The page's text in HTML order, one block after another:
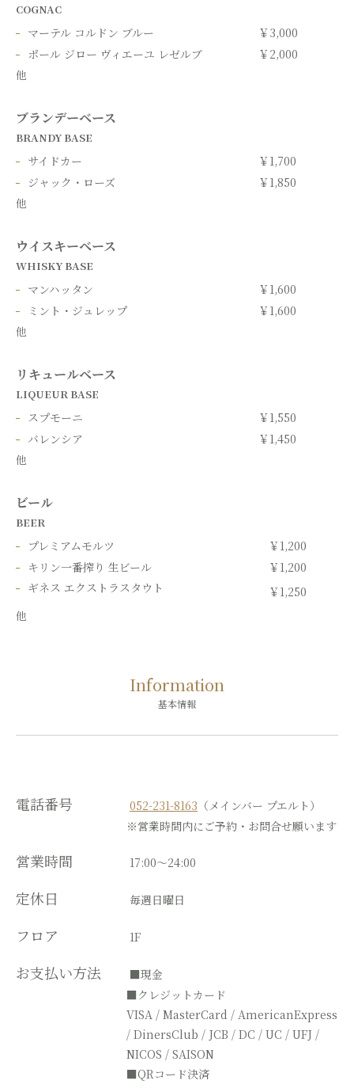
COGNAC
マーテル コルドン ブルー
￥3,000
ポール ジロー ヴィエーユ レゼルブ
￥2,000
他
ブランデーベース
BRANDY BASE
サイドカー
￥1,700
ジャック・ローズ
￥1,850
他
ウイスキーベース
WHISKY BASE
マンハッタン
￥1,600
ミント・ジュレップ
￥1,600
他
リキュールベース
LIQUEUR BASE
スプモーニ
￥1,550
バレンシア
￥1,450
他
ビール
BEER
プレミアムモルツ
￥1,200
キリン一番搾り 生ビール
￥1,200
ギネス エクストラスタウト
￥1,250
他
Information
基本情報
電話番号 052-231-8163 （メインバー プエルト）
※営業時間内にご予約・お問合せ願います
営業時間 17:00～24:00
定休日 毎週日曜日
フロア 1F
お支払い方法
■現金
■クレジットカード
VISA / MasterCard / AmericanExpress
/ DinersClub / JCB / DC / UC / UFJ /
NICOS / SAISON
■QRコード決済